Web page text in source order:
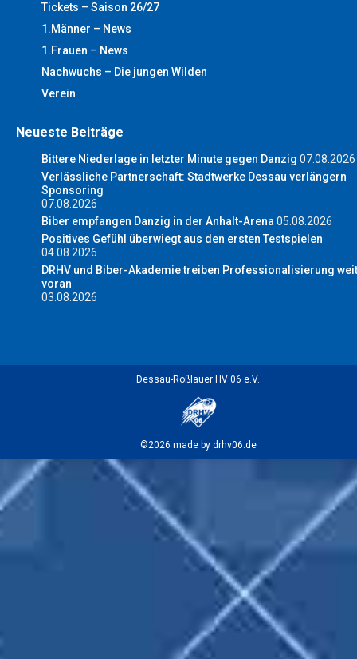
Tickets – Saison 26/27
1.Männer – News
1.Frauen – News
Nachwuchs – Die jungen Wilden
Verein
Neueste Beiträge
Bittere Niederlage in letzter Minute gegen Danzig 07.08.2026
Verlässliche Partnerschaft: Stadtwerke Dessau verlängern
Sponsoring
07.08.2026
Biber empfangen Danzig in der Anhalt-Arena05.08.2026
Positives Gefühl überwiegt aus den ersten Testspielen
04.08.2026
DRHV und Biber-Akademie treiben Professionalisierung
voran
03.08.2026
Dessau-Roßlauer HV 06 e.V.
©2026 made by drhv06.de